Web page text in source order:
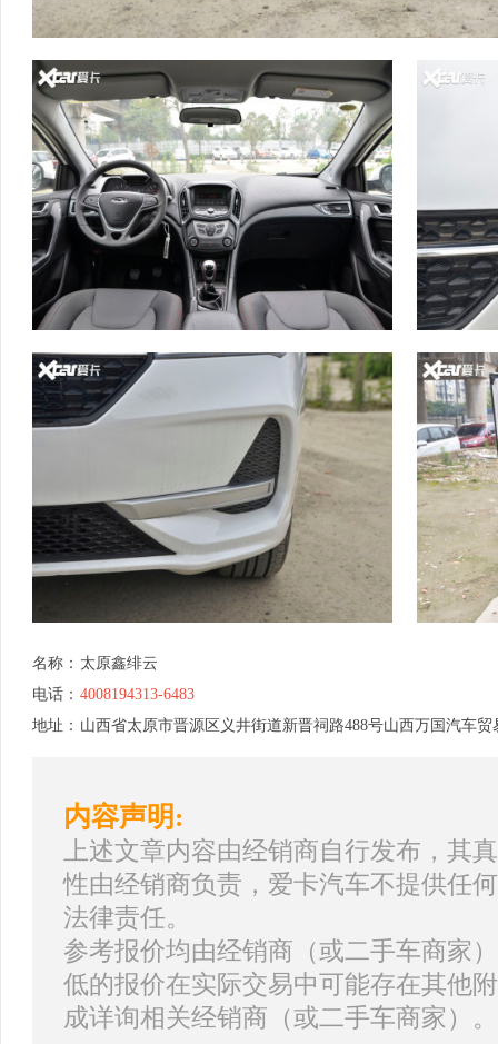
名称： 太原鑫绯云
电话： 4008194313-6483
地址： 山西省太原市晋源区义井街道新晋祠路488号山西万国汽车贸
内容声明:
上述文章内容由经销商自行发布，其
性由经销商负责，爱卡汽车不提供任
法律责任。
参考报价均由经销商（或二手车商家
低的报价在实际交易中可能存在其他
成详询相关经销商（或二手车商家）。